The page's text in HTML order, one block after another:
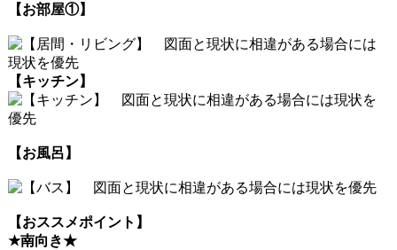
【お部屋①】
【キッチン】
【お風呂】
【おススメポイント】
★南向き★